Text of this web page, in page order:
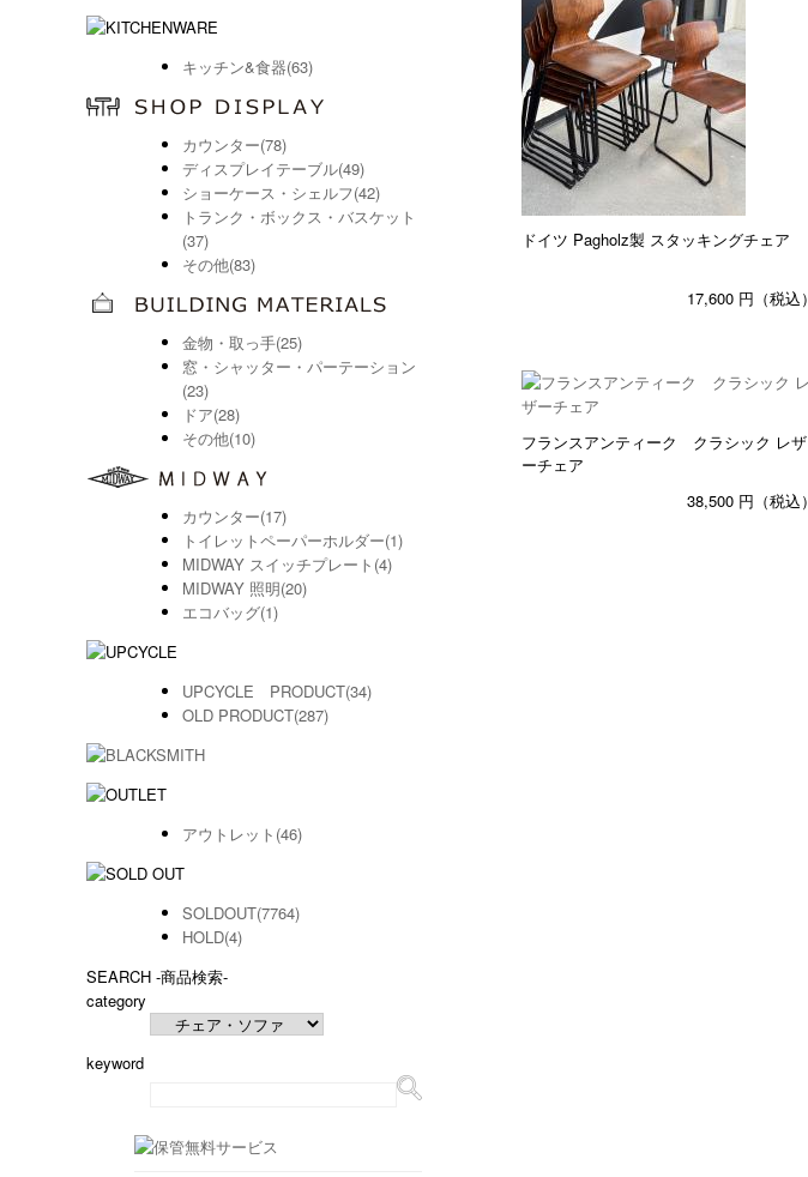
キッチン&食器(63)
カウンター(78)
ディスプレイテーブル(49)
ショーケース・シェルフ(42)
トランク・ボックス・バスケット
(37)
その他(83)
金物・取っ手(25)
窓・シャッター・パーテーション
(23)
ドア(28)
その他(10)
カウンター(17)
トイレットペーパーホルダー(1)
MIDWAY スイッチプレート(4)
MIDWAY 照明(20)
エコバッグ(1)
UPCYCLE PRODUCT(34)
OLD PRODUCT(287)
アウトレット(46)
SOLDOUT(7764)
HOLD(4)
SEARCH -商品検索-
category
keyword
ドイツ Pagholz製 スタッキングチェア
17,600 円（税込）
フランスアンティーク クラシック レザ
ーチェア
38,500 円（税込）